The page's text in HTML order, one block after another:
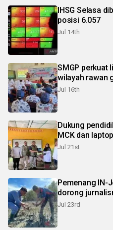
IHSG Selasa
posisi 6.057
Jul 14th
SMGP perkuat
wilayah rawan
Jul 16th
Dukung
MCK dan
Jul 21st
Pemenang IN-
dorong
Jul 23rd